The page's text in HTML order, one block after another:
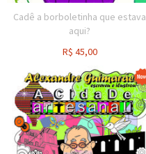
Cadê a borboletinha que estava
aqui?
R$ 45,00